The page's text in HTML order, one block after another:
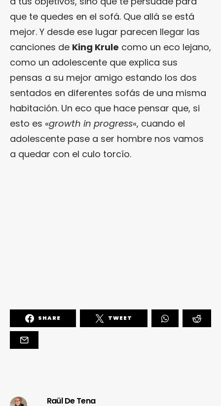
que te quedes en el sofá. Que allá se está
mejor. Y desde ese lugar parecen llegar las
canciones de King Krule como un eco lejano,
como un adolescente que explica sus
pensas a su mejor amigo estando los dos
sentados en diferentes sofás de una misma
habitación. Un eco que hace pensar que, si
esto es «growth in progress«, cuando el
adolescente pase a ser hombre nos vamos
a quedar con el culo torcío.
SHARE TWEET
Raül De Tena